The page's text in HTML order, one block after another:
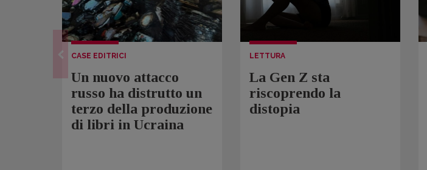
CASE EDITRICI
Un nuovo attacco
russo ha distrutto un
terzo della produzione
di libri in Ucraina
LETTURA
La Gen Z sta
riscoprendo la
distopia